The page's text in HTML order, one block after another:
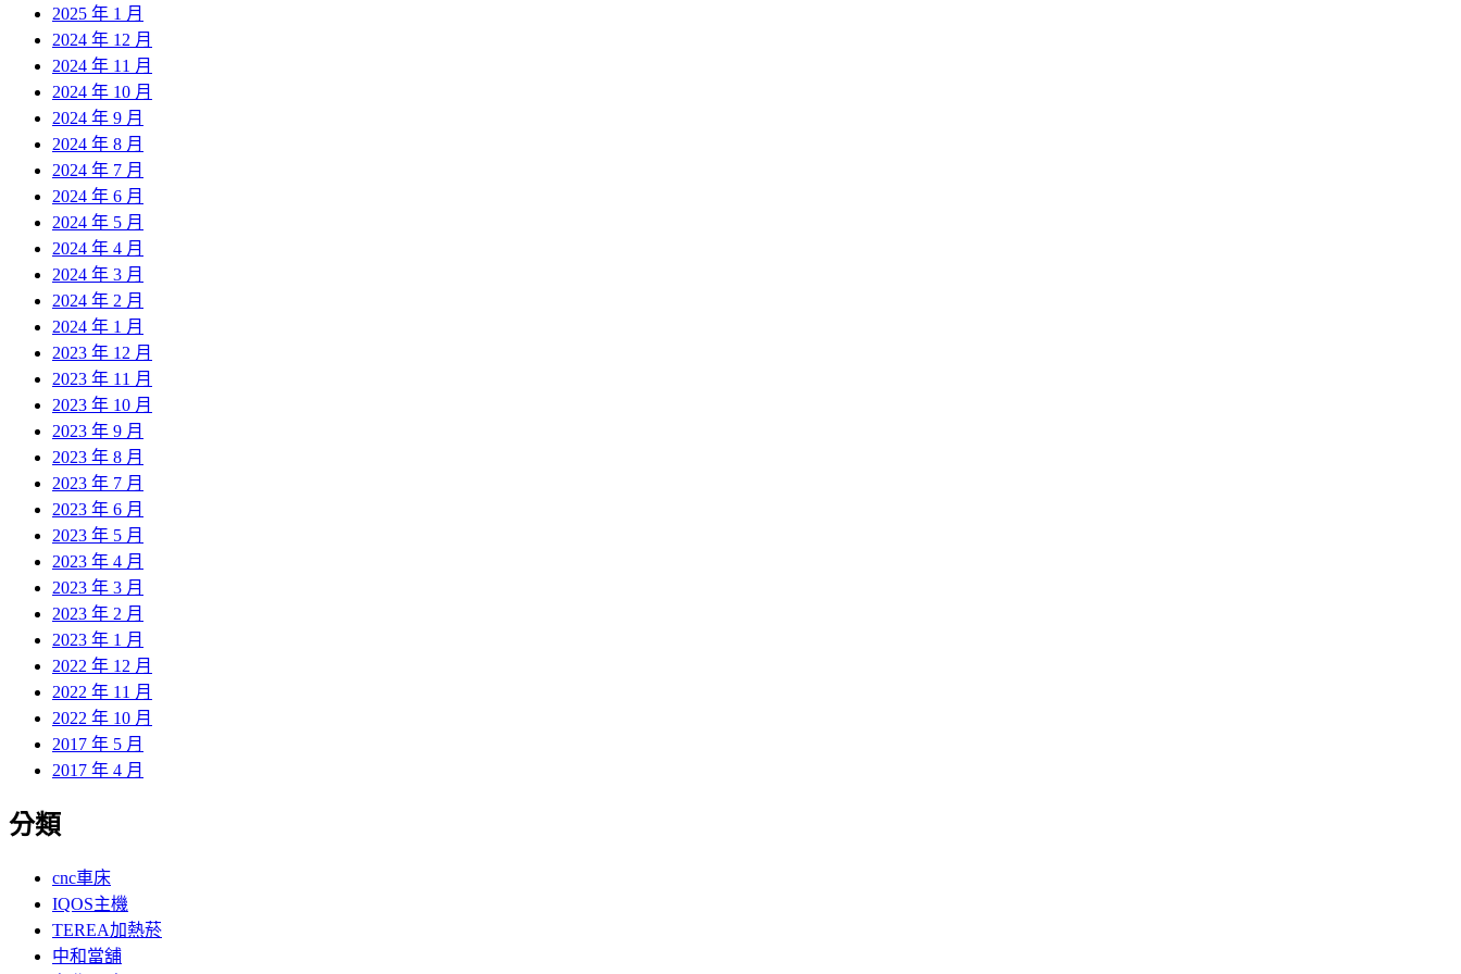
2025 年 1 月
2024 年 12 月
2024 年 11 月
2024 年 10 月
2024 年 9 月
2024 年 8 月
2024 年 7 月
2024 年 6 月
2024 年 5 月
2024 年 4 月
2024 年 3 月
2024 年 2 月
2024 年 1 月
2023 年 12 月
2023 年 11 月
2023 年 10 月
2023 年 9 月
2023 年 8 月
2023 年 7 月
2023 年 6 月
2023 年 5 月
2023 年 4 月
2023 年 3 月
2023 年 2 月
2023 年 1 月
2022 年 12 月
2022 年 11 月
2022 年 10 月
2017 年 5 月
2017 年 4 月
分類
cnc車床
IQOS主機
TEREA加熱菸
中和當舖